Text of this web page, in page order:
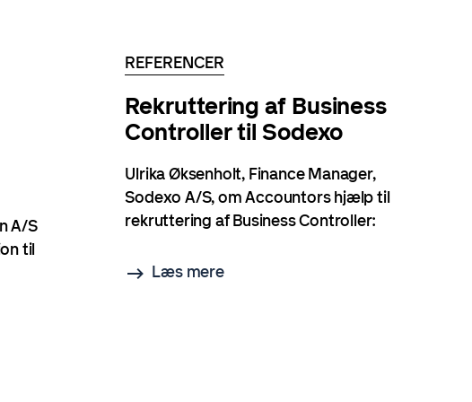
A/S
til
REFERENCER
Rekruttering af Business
Controller til Sodexo
Ulrika Øksenholt, Finance Manager,
Sodexo A/S, om Accountors hjælp til
rekruttering af Business Controller:
Læs mere